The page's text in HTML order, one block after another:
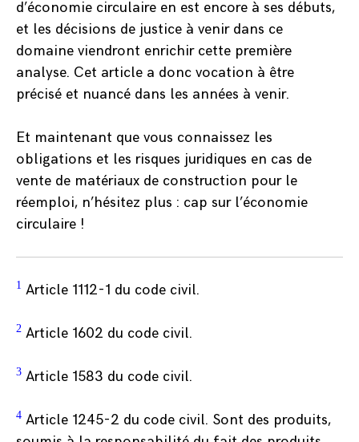
d’économie circulaire en est encore à ses débuts,
et les décisions de justice à venir dans ce
domaine viendront enrichir cette première
analyse. Cet article a donc vocation à être
précisé et nuancé dans les années à venir.
Et maintenant que vous connaissez les
obligations et les risques juridiques en cas de
vente de matériaux de construction pour le
réemploi, n’hésitez plus : cap sur l’économie
circulaire !
1 Article 1112-1 du code civil.
2 Article 1602 du code civil.
3 Article 1583 du code civil.
4 Article 1245-2 du code civil. Sont des produits,